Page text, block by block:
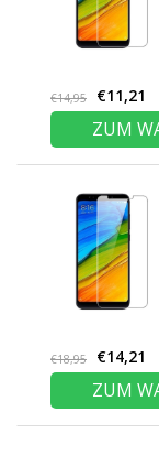
€14,95 €11,21
ZUM
€18,95 €14,21
ZUM